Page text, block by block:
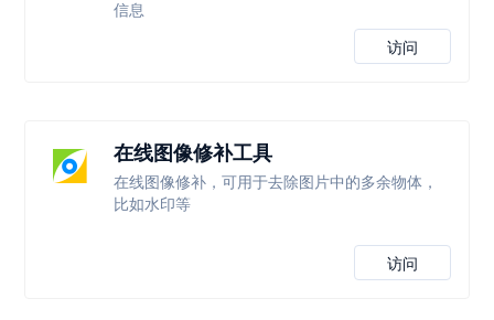
信息
访问
在线图像修补工具
在线图像修补，可用于去除图片中的多余物体，
比如水印等
访问